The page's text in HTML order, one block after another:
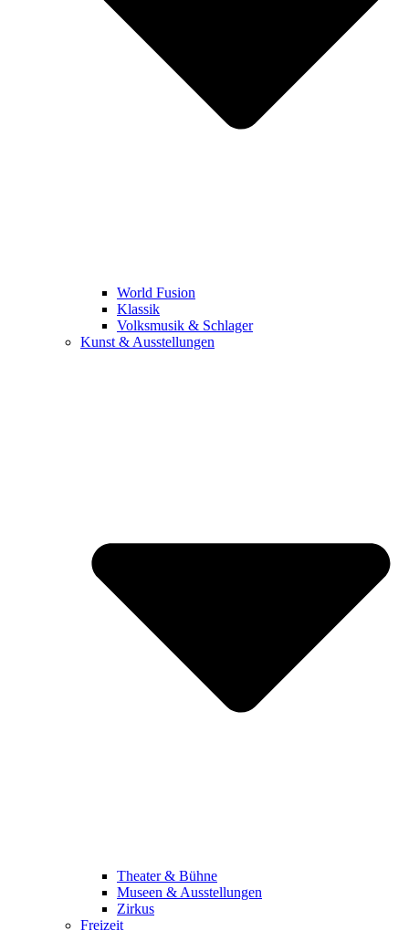
World Fusion
Klassik
Volksmusik & Schlager
Kunst & Ausstellungen
Theater & Bühne
Museen & Ausstellungen
Zirkus
Freizeit